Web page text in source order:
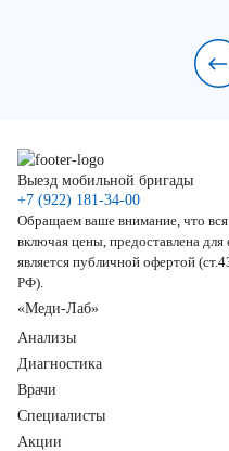
Выезд мобильной бригады
+7 (922) 181-34-00
Обращаем ваше внимание, что
включая цены, предоставлена для
является публичной офертой
РФ).
«Меди-Лаб»
Анализы
Диагностика
Врачи
Специалисты
Акции